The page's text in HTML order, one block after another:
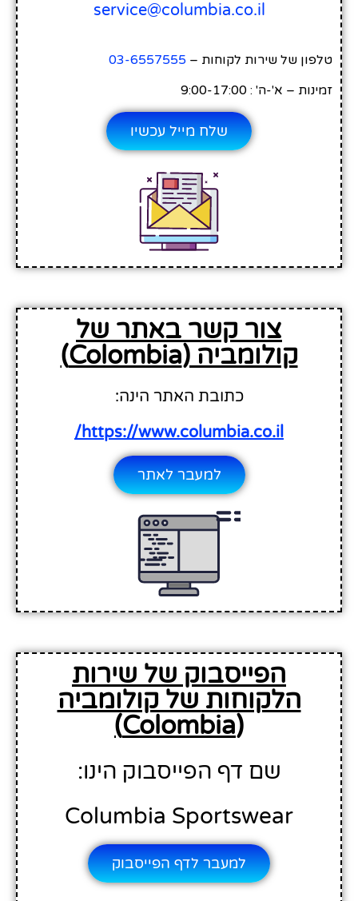
service@columbia.co.il
טלפון של שירות לקוחות – 03-6557555
זמינות – א'-ה' : 9:00-17:00
שלח מייל עכשיו
צור קשר באתר של
קולומביה (Colombia)
כתובת האתר הינה:
https://www.columbia.co.il/
למעבר לאתר
הפייסבוק של שירות
הלקוחות של קולומביה
(Colombia)
שם דף הפייסבוק הינו:
Columbia Sportswear
למעבר לדף הפייסבוק